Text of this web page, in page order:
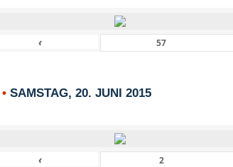
‹
• SAMSTAG, 20. JUNI 2015
‹